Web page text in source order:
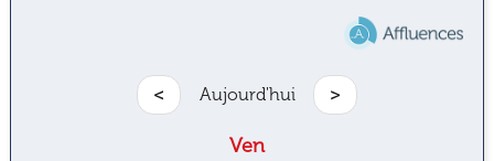
>
< Aujourd'hui
Ven